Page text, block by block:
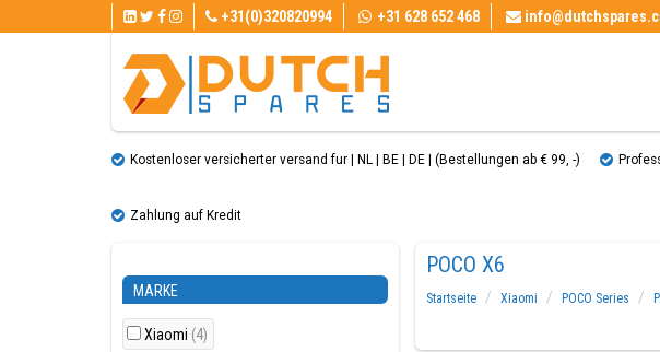
+31(0)320820994 +31 628 652 468
Kostenloser versicherter versand fur | NL | BE | DE | (Bestellungen ab € 99, ​​-)
Zahlung auf Kredit
MARKE
Xiaomi (4)
POCO X6
Startseite Xiaomi POCO Series